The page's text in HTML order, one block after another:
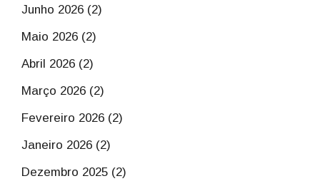
Junho 2026 (2)
Maio 2026 (2)
Abril 2026 (2)
Março 2026 (2)
Fevereiro 2026 (2)
Janeiro 2026 (2)
Dezembro 2025 (2)